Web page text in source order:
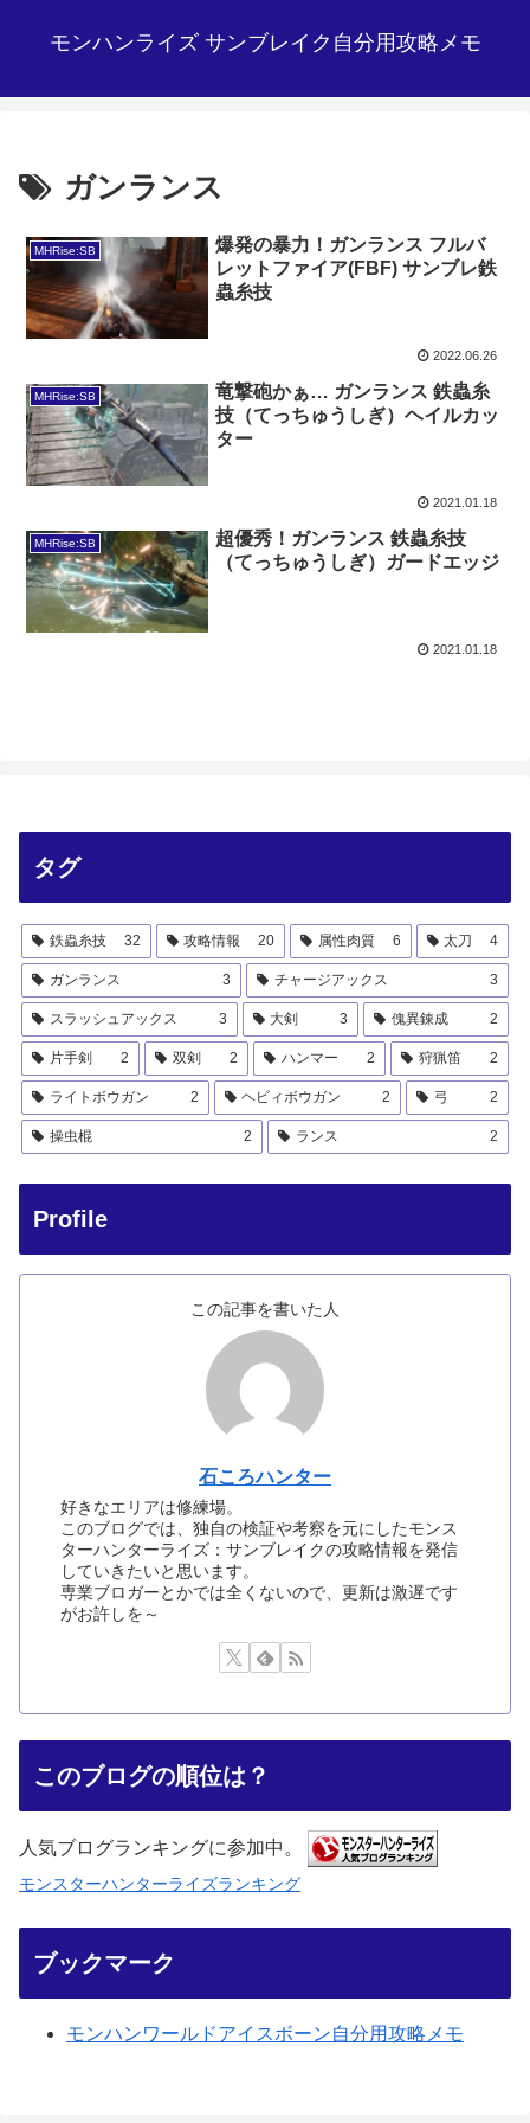
モンハンライズ サンブレイク自分用攻略メモ
ガンランス
MHRise:SB
爆発の暴力！ガンランス フルバ
レットファイア(FBF) サンブレ鉄
蟲糸技
2022.06.26
MHRise:SB
竜撃砲かぁ… ガンランス 鉄蟲糸
技（てっちゅうしぎ）ヘイルカッ
ター
2021.01.18
MHRise:SB
超優秀！ガンランス 鉄蟲糸技
（てっちゅうしぎ）ガードエッジ
2021.01.18
タグ
鉄蟲糸技 32 攻略情報 20 属性肉質 6 太刀 4
ガンランス 3 チャージアックス 3
スラッシュアックス 3 大剣 3 傀異錬成 2
片手剣 2 双剣 2 ハンマー 2 狩猟笛 2
ライトボウガン 2 ヘビィボウガン 2 弓 2
操虫棍 2 ランス 2
Profile
この記事を書いた人
石ころハンター
好きなエリアは修練場。
このブログでは、独自の検証や考察を元にしたモンス
ターハンターライズ：サンブレイクの攻略情報を発信
していきたいと思います。
専業ブロガーとかでは全くないので、更新は激遅です
がお許しを～
このブログの順位は？
人気ブログランキングに参加中。
モンスターハンターライズランキング
ブックマーク
モンハンワールドアイスボーン自分用攻略メモ